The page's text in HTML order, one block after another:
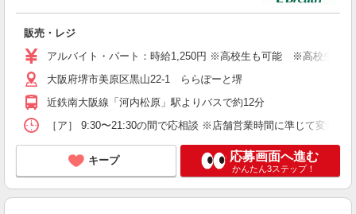
販売・レジ
アルバイト・パート：時給1,250円 ※高校生も可能 ※高校生は時
大阪府堺市美原区黒山22-1 ららぽーと堺
近鉄南大阪線「河内松原」駅よりバスで約12分
［ア］ 9:30〜21:30の間で応相談 ※店舗営業時間に準じて変動
キープ 応募画面へ進む
かんたん3ステップ！